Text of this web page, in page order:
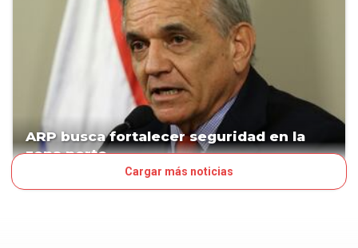
ARP busca fortalecer seguridad en la
zona norte
Cargar más noticias